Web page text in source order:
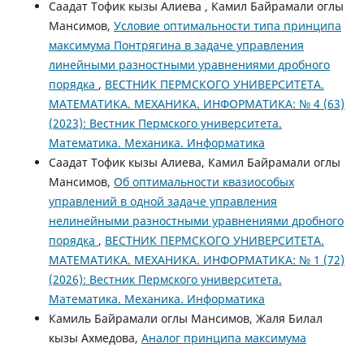
Саадат Тофик кызы Алиева , Камил Байрамали оглы
Мансимов, Условие оптимальности типа принципа
максимума Понтрягина в задаче управления
линейными разностными уравнениями дробного
порядка , ВЕСТНИК ПЕРМСКОГО УНИВЕРСИТЕТА.
МАТЕМАТИКА. МЕХАНИКА. ИНФОРМАТИКА: № 4 (63)
(2023): Вестник Пермского университета.
Математика. Механика. Информатика
Саадат Тофик кызы Алиева, Камил Байрамали оглы
Мансимов, Об оптимальности квазиособых
управлений в одной задаче управления
нелинейными разностными уравнениями дробного
порядка , ВЕСТНИК ПЕРМСКОГО УНИВЕРСИТЕТА.
МАТЕМАТИКА. МЕХАНИКА. ИНФОРМАТИКА: № 1 (72)
(2026): Вестник Пермского университета.
Математика. Механика. Информатика
Камиль Байрамали оглы Мансимов, Жаля Билал
кызы Ахмедова, Аналог принципа максимума